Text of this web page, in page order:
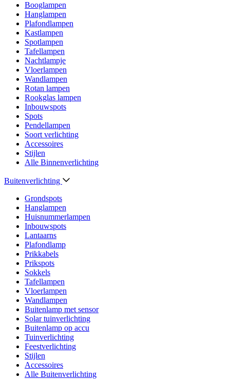
Booglampen
Hanglampen
Plafondlampen
Kastlampen
Spotlampen
Tafellampen
Nachtlampje
Vloerlampen
Wandlampen
Rotan lampen
Rookglas lampen
Inbouwspots
Spots
Pendellampen
Soort verlichting
Accessoires
Stijlen
Alle Binnenverlichting
Buitenverlichting
Grondspots
Hanglampen
Huisnummerlampen
Inbouwspots
Lantaarns
Plafondlamp
Prikkabels
Prikspots
Sokkels
Tafellampen
Vloerlampen
Wandlampen
Buitenlamp met sensor
Solar tuinverlichting
Buitenlamp op accu
Tuinverlichting
Feestverlichting
Stijlen
Accessoires
Alle Buitenverlichting